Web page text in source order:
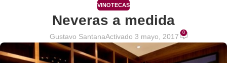
VINOTECAS
Neveras a medida
Gustavo SantanaActivado 3 mayo, 2017 0